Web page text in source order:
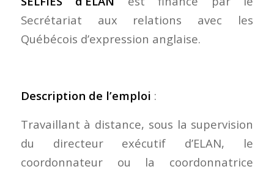
Secrétariat aux relations avec les
Québécois d’expression anglaise.
Description de l’emploi :
Travaillant à distance, sous la supervision
du directeur exécutif d’ELAN, le
coordonnateur ou la coordonnatrice